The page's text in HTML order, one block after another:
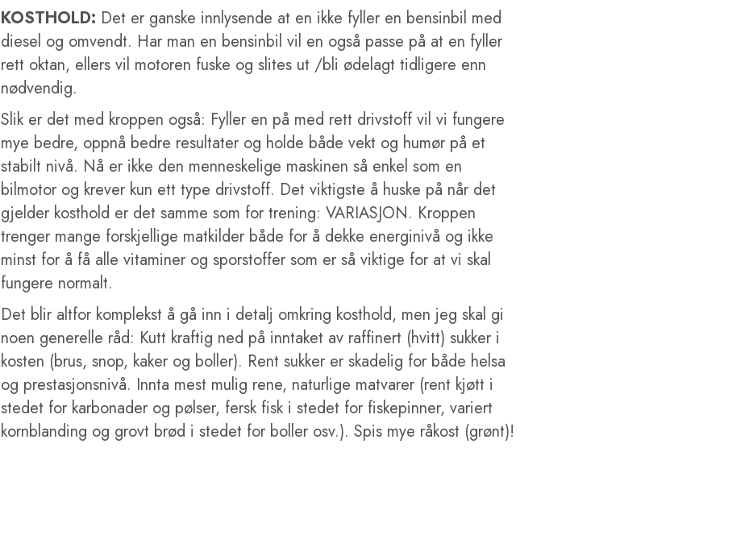
KOSTHOLD: Det er ganske innlysende at en ikke fyller en bensinbil med
diesel og omvendt. Har man en bensinbil vil en også passe på at en fyller
rett oktan, ellers vil motoren fuske og slites ut /bli ødelagt tidligere enn
nødvendig.
Slik er det med kroppen også: Fyller en på med rett drivstoff vil vi fungere
mye bedre, oppnå bedre resultater og holde både vekt og humør på et
stabilt nivå. Nå er ikke den menneskelige maskinen så enkel som en
bilmotor og krever kun ett type drivstoff. Det viktigste å huske på når det
gjelder kosthold er det samme som for trening: VARIASJON. Kroppen
trenger mange forskjellige matkilder både for å dekke energinivå og ikke
minst for å få alle vitaminer og sporstoffer som er så viktige for at vi skal
fungere normalt.
Det blir altfor komplekst å gå inn i detalj omkring kosthold, men jeg skal gi
noen generelle råd: Kutt kraftig ned på inntaket av raffinert (hvitt) sukker i
kosten (brus, snop, kaker og boller). Rent sukker er skadelig for både helsa
og prestasjonsnivå. Innta mest mulig rene, naturlige matvarer (rent kjøtt i
stedet for karbonader og pølser, fersk fisk i stedet for fiskepinner, variert
kornblanding og grovt brød i stedet for boller osv.). Spis mye råkost (grønt)!